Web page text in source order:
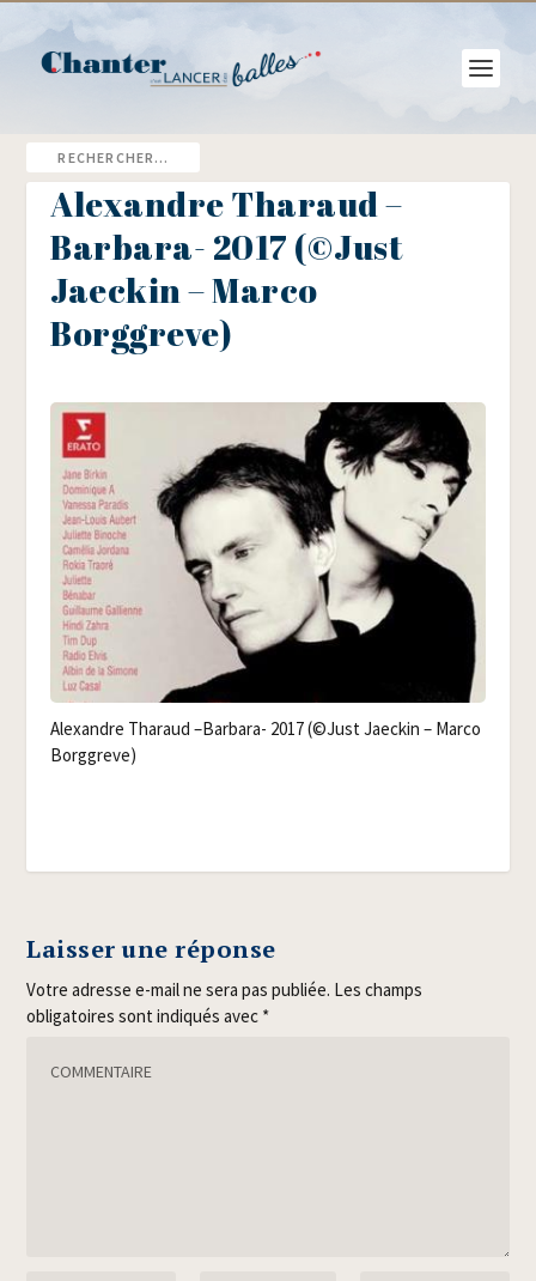
Alexandre Tharaud –
Barbara- 2017 (©Just
Jaeckin – Marco
Borggreve)
Alexandre Tha­raud –Bar­ba­ra- 2017 (©Just Jae­ckin – Mar­co
Borggreve)
Laisser une réponse
Votre adresse e-mail ne sera pas publiée. Les champs
obligatoires sont indiqués avec *